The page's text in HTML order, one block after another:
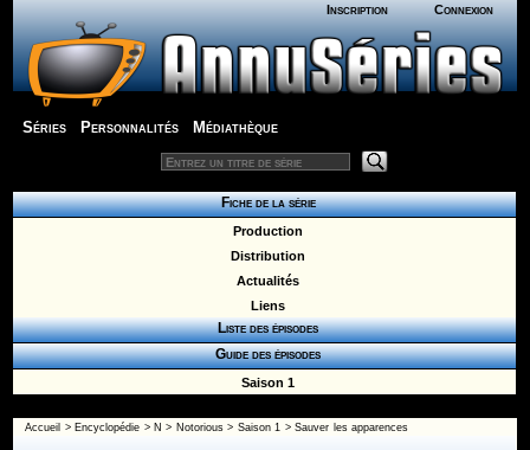
Inscription Connexion
Séries Personnalités Médiathèque
Fiche de la série
Production
Distribution
Actualités
Liens
Liste des épisodes
Guide des épisodes
Saison 1
Accueil > Encyclopédie > N > Notorious> Saison 1 > Sauver les apparences